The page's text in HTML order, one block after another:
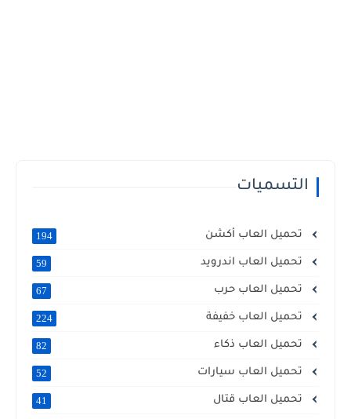
التسميات
تحميل العاب أكشن 194
تحميل العاب اندرويد 59
تحميل العاب حرب 67
تحميل العاب خفيفة 224
تحميل العاب ذكاء 82
تحميل العاب سيارات 52
تحميل العاب قتال 41